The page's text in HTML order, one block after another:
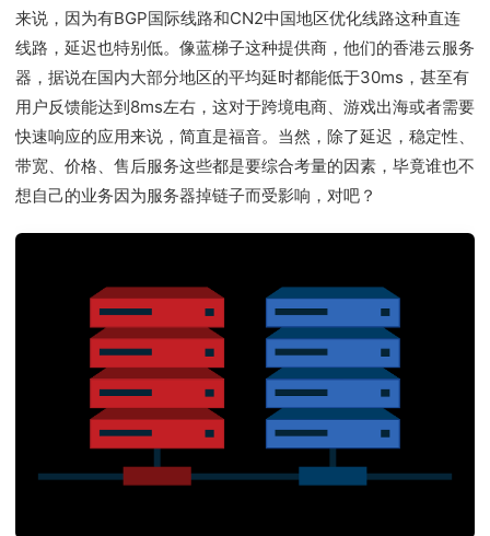
来说，因为有BGP国际线路和CN2中国地区优化线路这种直连
线路，延迟也特别低。像蓝梯子这种提供商，他们的香港云服务
器，据说在国内大部分地区的平均延时都能低于30ms，甚至有
用户反馈能达到8ms左右，这对于跨境电商、游戏出海或者需要
快速响应的应用来说，简直是福音。当然，除了延迟，稳定性、
带宽、价格、售后服务这些都是要综合考量的因素，毕竟谁也不
想自己的业务因为服务器掉链子而受影响，对吧？